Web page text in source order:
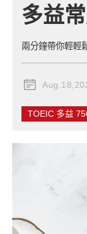
TOEIC 多益
多益
兩分鐘帶你輕輕